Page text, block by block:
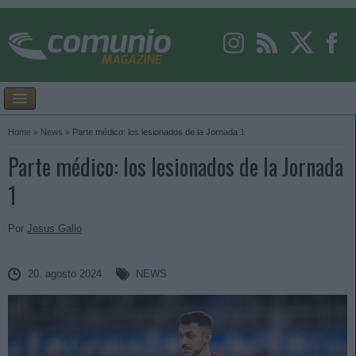
Home » News » Parte médico: los lesionados de la Jornada 1
Parte médico: los lesionados de la Jornada
1
Por Jesus Gallo
20. agosto 2024 NEWS